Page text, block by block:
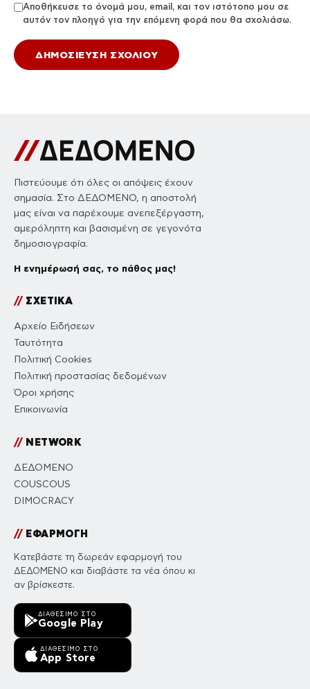
Αποθήκευσε το όνομά μου, email, και τον ιστότοπο μου σε
αυτόν τον πλοηγό για την επόμενη φορά που θα σχολιάσω.
Πιστεύουμε ότι όλες οι απόψεις έχουν
σημασία. Στο ΔΕΔΟΜΕΝΟ, η αποστολή
μας είναι να παρέχουμε ανεπεξέργαστη,
αμερόληπτη και βασισμένη σε γεγονότα
δημοσιογραφία.
Η ενημέρωσή σας, το πάθος μας!
//ΣΧΕΤΙΚΑ
Αρχείο Ειδήσεων
Ταυτότητα
Πολιτική Cookies
Πολιτική προστασίας δεδομένων
Όροι χρήσης
Επικοινωνία
//NETWORK
ΔΕΔΟΜΕΝΟ
COUSCOUS
DIMOCRACY
//ΕΦΑΡΜΟΓΗ
Κατεβάστε τη δωρεάν εφαρμογή του
ΔΕΔΟΜΕΝΟ και διαβάστε τα νέα όπου κι
αν βρίσκεστε.
ΔΙΑΘΈΣΙΜΟ ΣΤΟ
Google Play
ΔΙΑΘΈΣΙΜΟ ΣΤΟ
App Store